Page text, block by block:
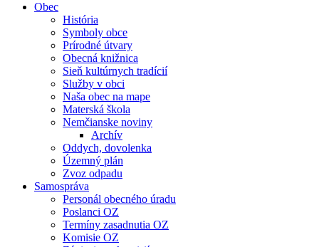
Obec
História
Symboly obce
Prírodné útvary
Obecná knižnica
Sieň kultúrnych tradícií
Služby v obci
Naša obec na mape
Materská škola
Nemčianske noviny
Archív
Oddych, dovolenka
Územný plán
Zvoz odpadu
Samospráva
Personál obecného úradu
Poslanci OZ
Termíny zasadnutia OZ
Komisie OZ